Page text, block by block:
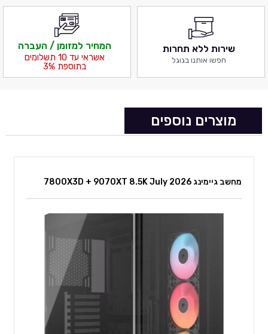
שירות ללא תחרות
חפשו אותנו בגוגל
המחיר למזומן / העברה
אשראי עד 10 תשלומים
בתוספת 3%
מוצרים נוספים
מחשב גיימינג 7800X3D + 9070XT 8.5K July 2026